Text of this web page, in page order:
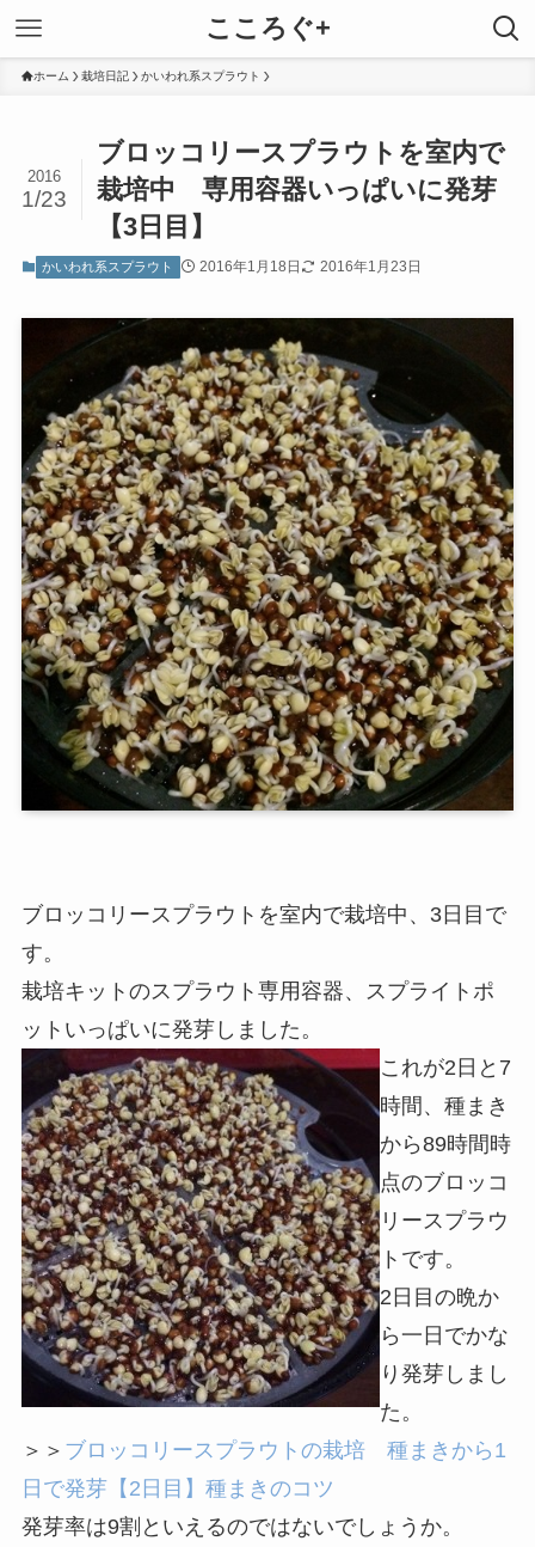
こころぐ+
ホーム 栽培日記 かいわれ系スプラウト
ブロッコリースプラウトを室内で
栽培中 専用容器いっぱいに発芽
【3日目】
2016
1/23
かいわれ系スプラウト 2016年1月18日 2016年1月23日
ブロッコリースプラウトを室内で栽培中、3日目で
す。
栽培キットのスプラウト専用容器、スプライトポ
ットいっぱいに発芽しました。
これが2日と7
時間、種まき
から89時間時
点のブロッコ
リースプラウ
トです。
2日目の晩か
ら一日でかな
り発芽しまし
た。
＞＞ ブロッコリースプラウトの栽培 種まきから1
日で発芽【2日目】種まきのコツ
発芽率は9割といえるのではないでしょうか。